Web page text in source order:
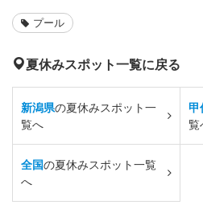
プール
夏休みスポット一覧に戻る
新潟県の夏休みスポット一
覧へ
甲
覧
全国の夏休みスポット一覧
へ